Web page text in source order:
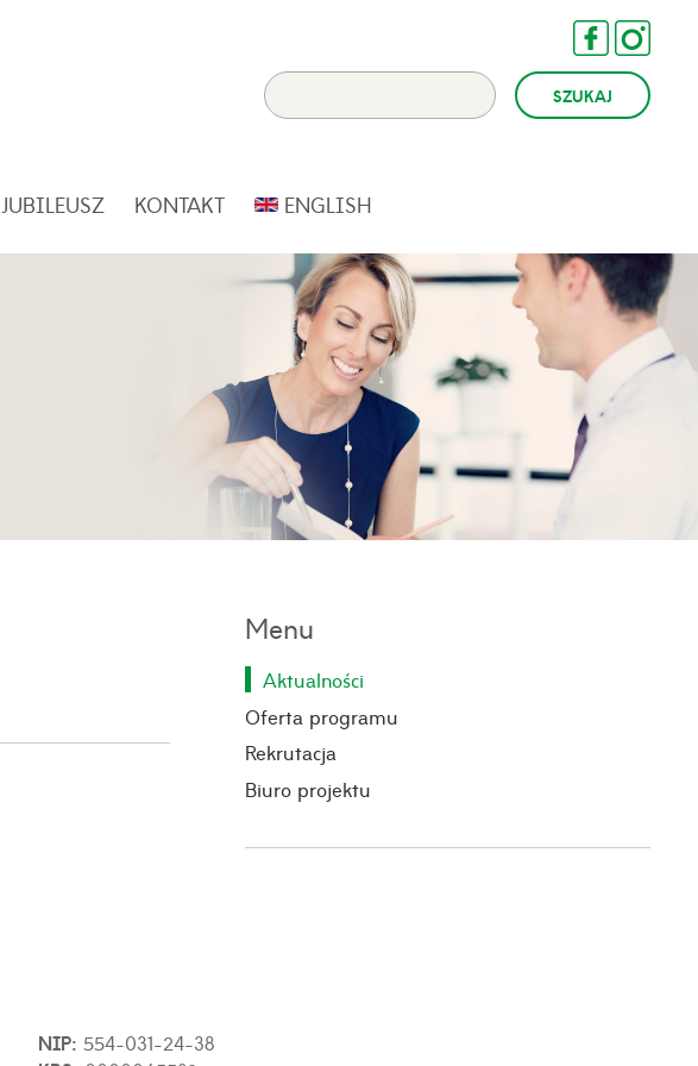
JUBILEUSZ KONTAKT ENGLISH
Menu
Aktualności
Oferta programu
Rekrutacja
Biuro projektu
NIP:554-031-24-38